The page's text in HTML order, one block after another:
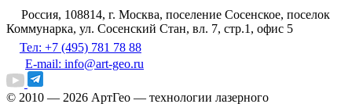
Россия, 108814, г. Москва, поселение Сосенское, поселок
Коммунарка, ул. Сосенский Стан, вл. 7, стр.1, офис 5
Тел: +7 (495) 781 78 88
E-mail: info@art-geo.ru
© 2010 — 2026 АртГео — технологии лазерного